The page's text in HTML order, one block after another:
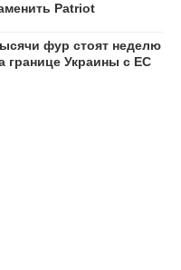
Patriot
фур стоят неделю
границе Украины с ЕС